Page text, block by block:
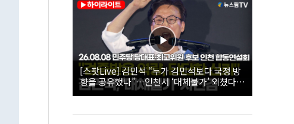
[스팟Live] 김민석 “누가 김민석보다 국정 방
향을 공유했나”…인천서 ‘대체불가’ 외쳤다 |
26.08.08 더불어민주당 당대표·최고위원 후